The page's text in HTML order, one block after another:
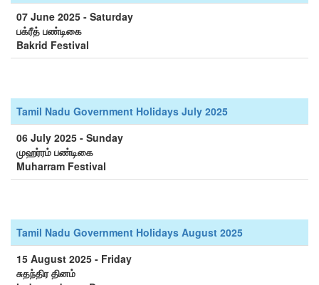
07 June 2025 - Saturday
பக்ரீத் பண்டிகை
Bakrid Festival
Tamil Nadu Government Holidays July 2025
06 July 2025 - Sunday
முஹர்ரம் பண்டிகை
Muharram Festival
Tamil Nadu Government Holidays August 2025
15 August 2025 - Friday
சுதந்திர தினம்